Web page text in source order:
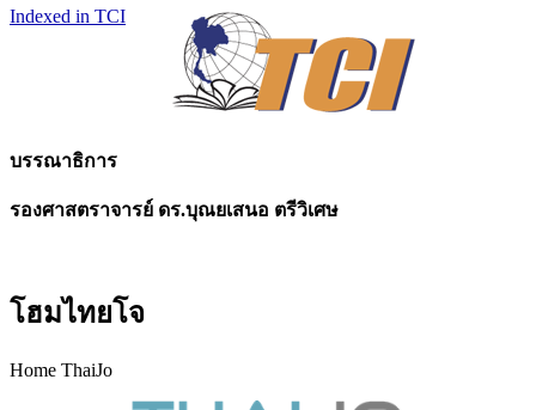
Indexed in TCI
บรรณาธิการ
รองศาสตราจารย์ ดร.บุณยเสนอ ตรีวิเศษ
โฮมไทยโจ
Home ThaiJo